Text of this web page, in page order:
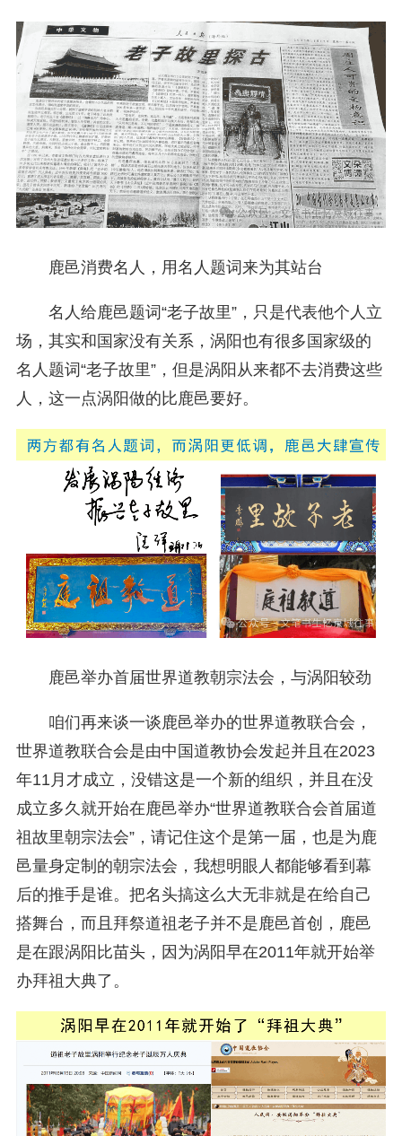
鹿邑消费名人，用名人题词来为其站台
名人给鹿邑题词“老子故里”，只是代表他个人立
场，其实和国家没有关系，涡阳也有很多国家级的
名人题词“老子故里”，但是涡阳从来都不去消费这些
人，这一点涡阳做的比鹿邑要好。
鹿邑举办首届世界道教朝宗法会，与涡阳较劲
咱们再来谈一谈鹿邑举办的世界道教联合会，
世界道教联合会是由中国道教协会发起并且在2023
年11月才成立，没错这是一个新的组织，并且在没
成立多久就开始在鹿邑举办“世界道教联合会首届道
祖故里朝宗法会”，请记住这个是第一届，也是为鹿
邑量身定制的朝宗法会，我想明眼人都能够看到幕
后的推手是谁。把名头搞这么大无非就是在给自己
搭舞台，而且拜祭道祖老子并不是鹿邑首创，鹿邑
是在跟涡阳比苗头，因为涡阳早在2011年就开始举
办拜祖大典了。